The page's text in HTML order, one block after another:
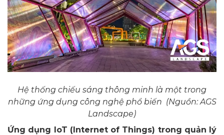
Hệ thống chiếu sáng thông minh là một trong
những ứng dụng công nghệ phổ biến (Nguồn: AGS
Landscape)
Ứng dụng IoT (Internet of Things) trong quản lý